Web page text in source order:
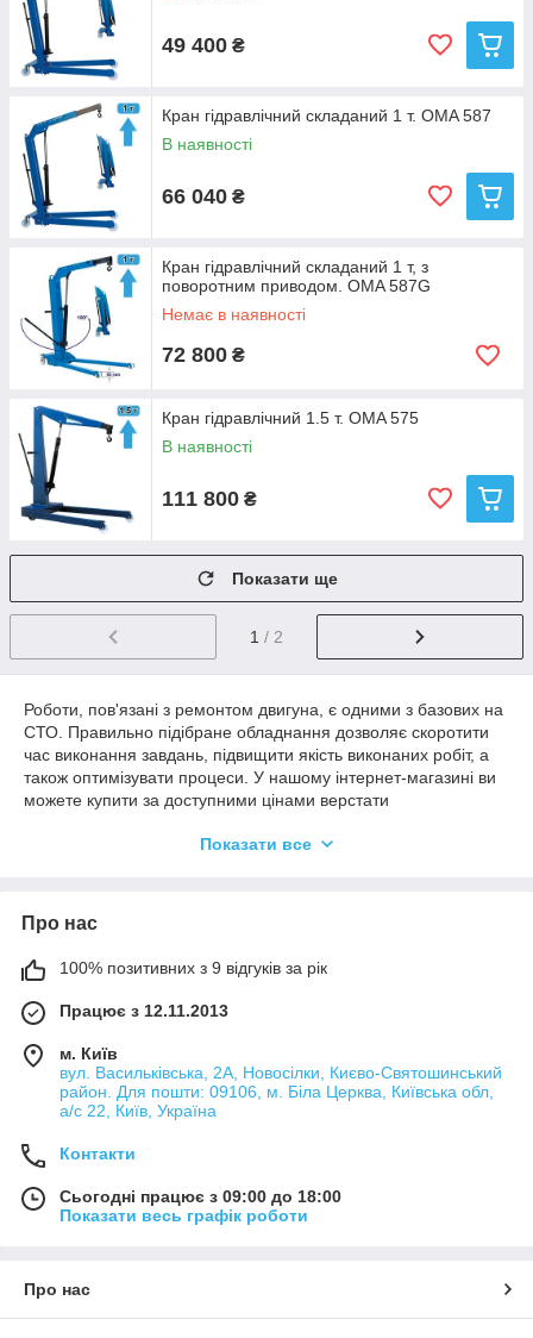
49 400 ₴
Кран гідравлічний складаний 1 т. OMA 587
В наявності
66 040 ₴
Кран гідравлічний складаний 1 т, з
поворотним приводом. OMA 587G
Немає в наявності
72 800 ₴
Кран гідравлічний 1.5 т. OMA 575
В наявності
111 800 ₴
Показати ще
1 / 2
Роботи, пов'язані з ремонтом двигуна, є одними з базових на
СТО. Правильно підібране обладнання дозволяє скоротити
час виконання завдань, підвищити якість виконаних робіт, а
також оптимізувати процеси. У нашому інтернет-магазині ви
можете купити за доступними цінами верстати
шліфування клапанів, а також різні універсальні тримачі і
Види обладнання для ремонту двигунів
для ремонту двигунів є плоскошліфувальні верстати, які
Видалення навіть невеликих нерівностей проводиться
шляхом зняття тонкого шару матеріалу.
Не менш затребуваний тип обладнання для ремонту двигунів
тестування та виявлення мікротріщин головок блоку
стендів, що дає змогу вибрати оптимальний варіант з
урахуванням відведеної площі автосервісу.
малогабаритного обладнання для ремонту двигунів,
представлені моделі прості в обслуговуванні та експлуатації,
Показати все
Про нас
100% позитивних з 9 відгуків за рік
Працює з 12.11.2013
м. Київ
вул. Васильківська, 2А, Новосілки, Києво-Святошинський
район. Для пошти: 09106, м. Біла Церква, Київська обл,
а/с 22, Київ, Україна
Контакти
Сьогодні працює з 09:00 до 18:00
Показати весь графік роботи
Про нас